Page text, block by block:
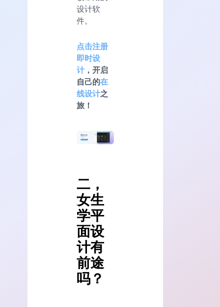
设计软
件。
点击注册
即时设
计 ，开启
自己的在
线设计之
旅！
二，
女生
学平
面设
计有
前途
吗？